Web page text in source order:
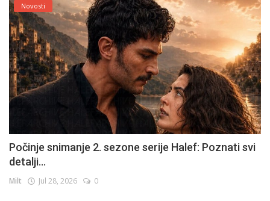
Novosti
Počinje snimanje 2. sezone serije Halef: Poznati svi
detalji...
Milt Jul 28, 2026 0